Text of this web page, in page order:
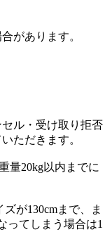
があります。
ル・受け取り拒否
ただきます。
量20kg以内までに
が130cmまで、ま
ってしまう場合は1